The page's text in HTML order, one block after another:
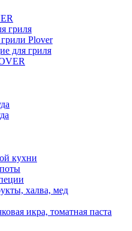
гриля
Plover
для гриля
кухни
халва, мед
икра, томатная паста